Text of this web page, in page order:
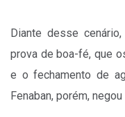
Diante desse
prova de boa-fé, que
e o fechamento de
Fenaban, porém,